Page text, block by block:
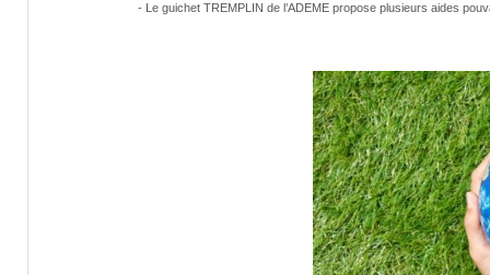
- Le guichet TREMPLIN de l’ADEME propose plusieurs aides